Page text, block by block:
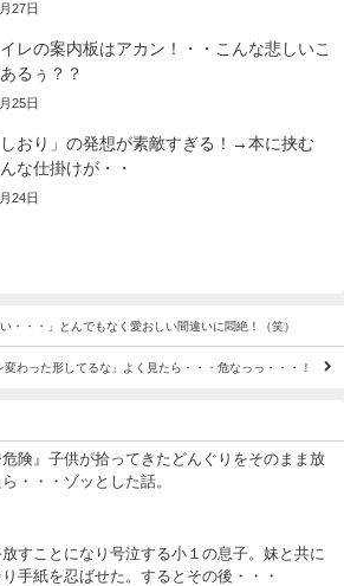
27日
レの案内板はアカン！・・こんな悲しいこ
るぅ？？
25日
おり」の発想が素敵すぎる！→本に挟む
な仕掛けが・・
24日
・・・」とんでもなく愛おしい間違いに悶絶！（笑）
変わった形してるな」よく見たら・・・危なっっ・・・！
危険』子供が拾ってきたどんぐりをそのまま放
・・・ゾッとした話。
すことになり号泣する小１の息子。妹と共に
り手紙を忍ばせた。するとその後・・・